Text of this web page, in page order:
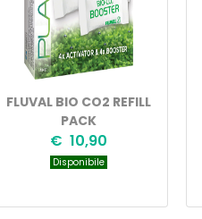
FLUVAL BIO CO2 REFILL
PACK
€ 10,90
Disponibile